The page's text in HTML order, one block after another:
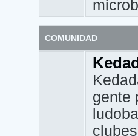
COMUNIDAD
gente